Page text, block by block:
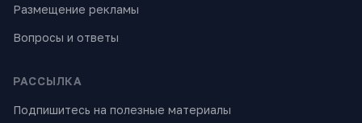
Размещение рекламы
Вопросы и ответы
РАССЫЛКА
Подпишитесь на полезные материалы